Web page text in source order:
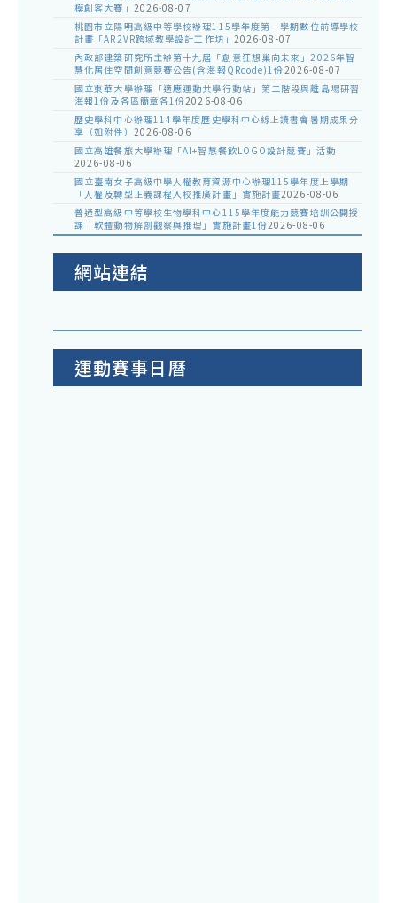
模創客大賽」 2026-08-07
桃園市立陽明高級中等學校辦理115學年度第一學期數位前導學校
計畫「AR2VR跨域教學設計工作坊」 2026-08-07
內政部建築研究所主辦第十九屆「創意狂想巢向未來」2026年智
慧化居住空間創意競賽公告(含海報QRcode)1份2026-08-07
國立東華大學辦理「適應運動共學行動站」第二階段與離島場研習
海報1份及各區簡章各1份2026-08-06
歷史學科中心辦理114學年度歷史學科中心線上讀書會暑期成果分
享（如附件） 2026-08-06
國立高雄餐旅大學辦理「AI+智慧餐飲LOGO設計競賽」活動
2026-08-06
國立臺南女子高級中學人權教育資源中心辦理115學年度上學期
「人權及轉型正義課程入校推廣計畫」實施計畫2026-08-06
普通型高級中等學校生物學科中心115學年度能力競賽培訓公開授
課「軟體動物解剖觀察與推理」實施計畫1份2026-08-06
網站連結
運動賽事日曆